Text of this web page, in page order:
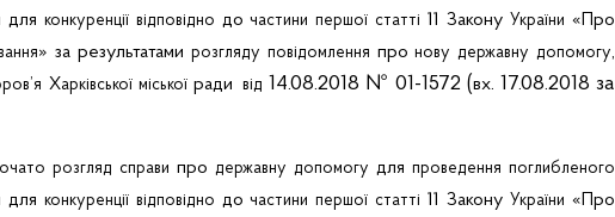
для конкуренції відповідно дочастини першої статті 11 Закону України «Про
» за результатами розгляду повідомлення пронову державну допомогу,
Харківської міськоїради від 14.08.2018 № 01-1572 (вх. 17.08.2018 за
розгляд справи про державну допомогу для проведення поглибленого
для конкуренції відповідно дочастини першої статті 11 Закону України «Про